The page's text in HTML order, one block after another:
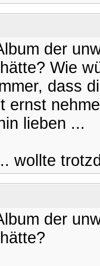
der
Wie
dass
ernst
lieben ...
wollte
der